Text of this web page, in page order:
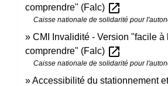
comprendre" (Falc) open_in_new
Caisse nationale de solidarité pour
CMI Invalidité - Version "facile à
comprendre" (Falc) open_in_new
Caisse nationale de solidarité pour
Accessibilité du stationnement